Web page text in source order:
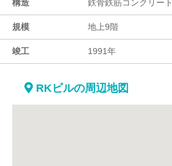
構造 鉄骨鉄筋コンクリート
規模 地上9階
竣工 1991年
RKビルの周辺地図